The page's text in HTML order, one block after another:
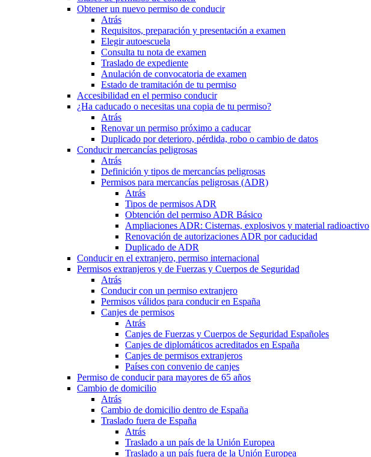
Obtener un nuevo permiso de conducir
Atrás
Requisitos, preparación y presentación a examen
Elegir autoescuela
Consulta tu nota de examen
Traslado de expediente
Anulación de convocatoria de examen
Estado de tramitación de tu permiso
Accesibilidad en el permiso conducir
¿Ha caducado o necesitas una copia de tu permiso?
Atrás
Renovar un permiso próximo a caducar
Duplicado por deterioro, pérdida, robo o cambio de datos
Conducir mercancías peligrosas
Atrás
Definición y tipos de mercancías peligrosas
Permisos para mercancías peligrosas (ADR)
Atrás
Tipos de permisos ADR
Obtención del permiso ADR Básico
Ampliaciones ADR: Cisternas, explosivos y material radioactivo
Renovación de autorizaciones ADR por caducidad
Duplicado de ADR
Conducir en el extranjero, permiso internacional
Permisos extranjeros y de Fuerzas y Cuerpos de Seguridad
Atrás
Conducir con un permiso extranjero
Permisos válidos para conducir en España
Canjes de permisos
Atrás
Canjes de Fuerzas y Cuerpos de Seguridad Españoles
Canjes de diplomáticos acreditados en España
Canjes de permisos extranjeros
Países con convenio de canjes
Permiso de conducir para mayores de 65 años
Cambio de domicilio
Atrás
Cambio de domicilio dentro de España
Traslado fuera de España
Atrás
Traslado a un país de la Unión Europea
Traslado a un país fuera de la Unión Europea